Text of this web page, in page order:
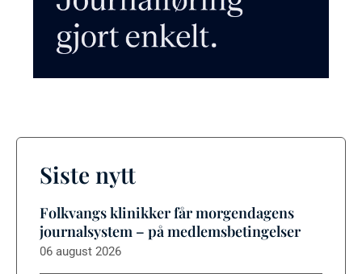
Siste nytt
Folkvangs klinikker får morgendagens
journalsystem – på medlemsbetingelser
06 august 2026